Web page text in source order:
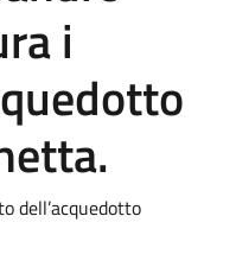
i
dell’acquedotto